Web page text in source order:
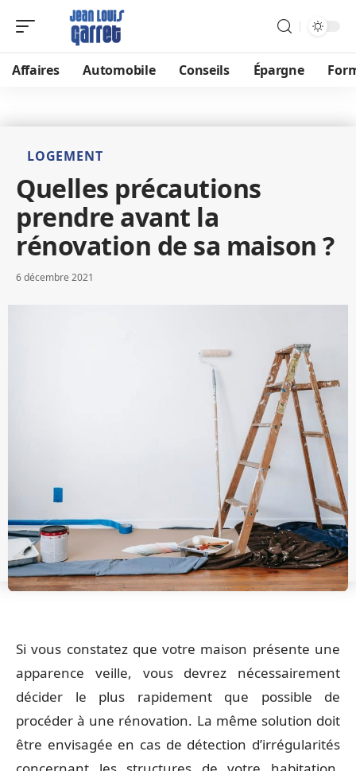
Affaires Automobile Conseils Épargne
LOGEMENT
Quelles précautions
prendre avant la
rénovation de sa maison ?
6 décembre 2021
Si vous constatez que votre maison présente une
apparence veille, vous devrez nécessairement
décider le plus rapidement que possible de
procéder à une rénovation. La même solution doit
être envisagée en cas de détection d’irrégularités